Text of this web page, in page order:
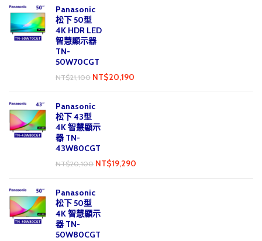
Panasonic
松下 50型
4K HDR LED
智慧顯示器
TN-
50W70CGT
NT$21,100 NT$20,190
Panasonic
松下 43型
4K 智慧顯示
器 TN-
43W80CGT
NT$20,100 NT$19,290
Panasonic
松下 50型
4K 智慧顯示
器 TN-
50W80CGT